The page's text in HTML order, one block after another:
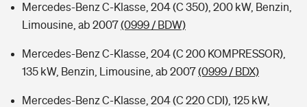
Mercedes-Benz C-Klasse, 204 (C 350), 200 kW, Benzin,
Limousine, ab 2007(0999 / BDW)
Mercedes-Benz C-Klasse, 204 (C 200 KOMPRESSOR),
135 kW, Benzin, Limousine, ab 2007(0999 / BDX)
Mercedes-Benz C-Klasse, 204 (C 220 CDI), 125 kW,